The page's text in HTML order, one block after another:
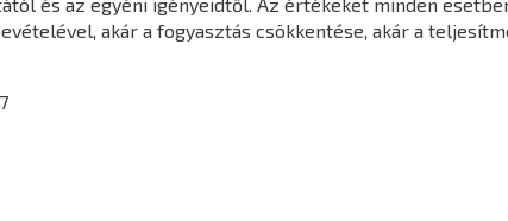
akár a fogyasztás csökkentése, akár a